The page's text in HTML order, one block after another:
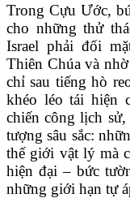
Trong Cựu Ước,
cho những thử
Israel phải đối
Thiên Chúa và
chỉ sau tiếng hò
khéo léo tái hiện
chiến công lịch
tượng sâu sắc:
thế giới vật lý mà
hiện đại – bức
những giới hạn tự